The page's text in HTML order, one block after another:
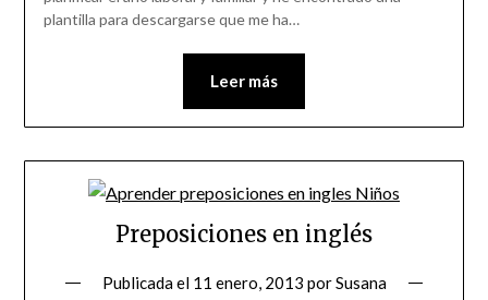
plantilla para descargarse que me ha…
Leer más
Preposiciones en inglés
Publicada el 11 enero, 2013 porSusana